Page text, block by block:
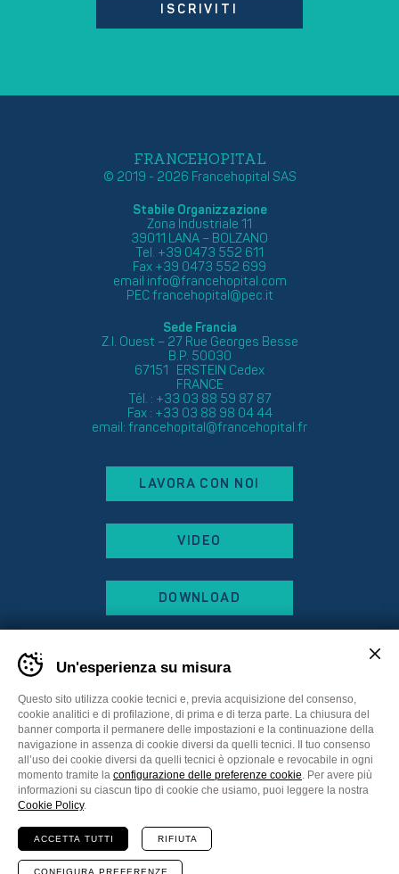
ISCRIVITI
FRANCEHOPITAL
© 2019 - 2026 Francehopital SAS
Stabile Organizzazione
Zona Industriale 11
39011 LANA – BOLZANO
Tel. +39 0473 552 611
Fax +39 0473 552 699
email info@francehopital.com
PECfrancehopital@pec.it
Sede Francia
Z.I. Ouest – 27 Rue Georges Besse
B.P. 50030
67151 ERSTEIN Cedex
FRANCE
Tél. : +33 03 88 59 87 87
Fax : +33 03 88 98 04 44
email: francehopital@francehopital.fr
LAVORA CON NOI
VIDEO
DOWNLOAD
Sitemap Privacy Policy
Cookie Policy
ComunicazionePlus Communications
Website
Un'esperienza su misura
Questo sito utilizza cookie tecnici e, previa acquisizione del consenso,
cookie analitici e di profilazione, di prima e di terza parte. La chiusura del
banner comporta il permanere delle impostazioni e la continuazione della
navigazione in assenza di cookie diversi da quelli tecnici. Il tuo consenso
all’uso dei cookie diversi da quelli tecnici è opzionale e revocabile in ogni
momento tramite la configurazione delle preferenze cookie. Per avere più
informazioni su ciascun tipo di cookie che usiamo, puoi leggere la nostra
Cookie Policy.
ACCETTA TUTTI RIFIUTA
CONFIGURA PREFERENZE